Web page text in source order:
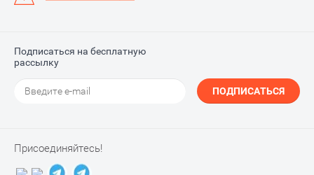
Подписаться на бесплатную
рассылку
ПОДПИСАТЬСЯ
Присоединяйтесь!